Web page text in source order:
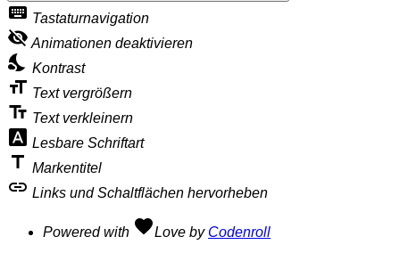
keyboard Tastaturnavigation
visibility_off Animationen deaktivieren
nights_stay Kontrast
format_size Text vergrößern
text_fields Text verkleinern
font_download Lesbare Schriftart
title Markentitel
link Links und Schaltflächen hervorheben
Powered with favoriteLove by Codenroll